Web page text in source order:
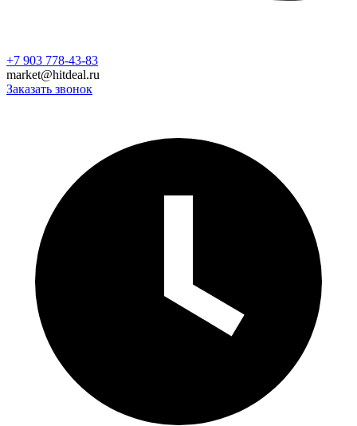
+7 903 778-43-83
market@hitdeal.ru
Заказать звонок